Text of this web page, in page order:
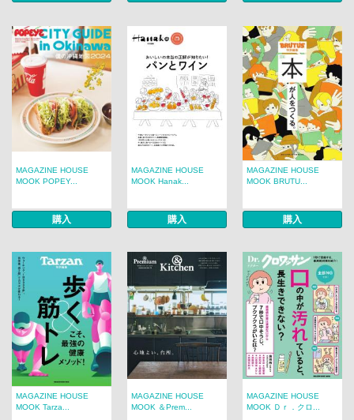
MAGAZINE HOUSE
MOOK POPEY...
購入
MAGAZINE HOUSE
MOOK Hanak...
購入
MAGAZINE HOUSE
MOOK BRUTU...
購入
MAGAZINE HOUSE
MOOK Tarza...
MAGAZINE HOUSE
MOOK ＆Prem...
MAGAZINE HOUSE
MOOK Ｄｒ．クロ...